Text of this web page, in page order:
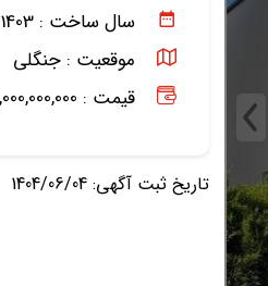
سال ساخت : 1403
موقعیت : جنگلی
قیمت : 3,000,000,000 تومان /
تاریخ ثبت آگهی: 1404/06/04